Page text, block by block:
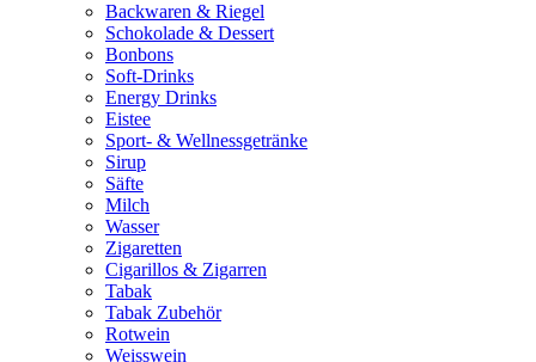
Backwaren & Riegel
Schokolade & Dessert
Bonbons
Soft-Drinks
Energy Drinks
Eistee
Sport- & Wellnessgetränke
Sirup
Säfte
Milch
Wasser
Zigaretten
Cigarillos & Zigarren
Tabak
Tabak Zubehör
Rotwein
Weisswein